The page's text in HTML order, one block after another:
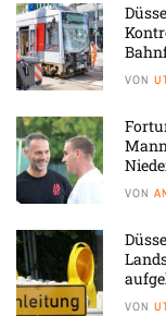
VON
VON
VON